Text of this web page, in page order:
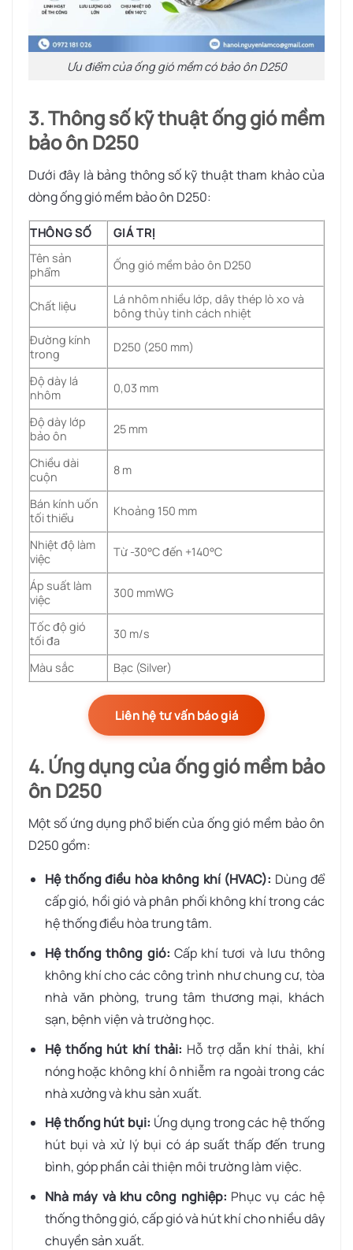
Ưu điểm của ống gió mềm có bảo ôn D250
3. Thông số kỹ thuật ống gió mềm
bảo ôn D250
Dưới đây là bảng thông số kỹ thuật tham khảo của
dòng ống gió mềm bảo ôn D250:
THÔNG SỐ
GIÁ TRỊ
Tên sản
phẩm
Ống gió mềm bảo ôn D250
Chất liệu
Lá nhôm nhiều lớp, dây thép lò xo và
bông thủy tinh cách nhiệt
Đường kính
trong
D250 (250 mm)
Độ dày lá
nhôm
0,03 mm
Độ dày lớp
bảo ôn
25 mm
Chiều dài
cuộn
8 m
Bán kính uốn
tối thiểu
Khoảng 150 mm
Nhiệt độ làm
việc
Từ -30°C đến +140°C
Áp suất làm
việc
300 mmWG
Tốc độ gió
tối đa
30 m/s
Màu sắc Bạc (Silver)
Liên hệ tư vấn báo giá
4. Ứng dụng của ống gió mềm bảo
ôn D250
Một số ứng dụng phổ biến của ống gió mềm bảo ôn
D250 gồm:
Hệ thống điều hòa không khí (HVAC): Dùng để
cấp gió, hồi gió và phân phối không khí trong các
hệ thống điều hòa trung tâm.
Hệ thống thông gió: Cấp khí tươi và lưu thông
không khí cho các công trình như chung cư, tòa
nhà văn phòng, trung tâm thương mại, khách
sạn, bệnh viện và trường học.
Hệ thống hút khí thải: Hỗ trợ dẫn khí thải, khí
nóng hoặc không khí ô nhiễm ra ngoài trong các
nhà xưởng và khu sản xuất.
Hệ thống hút bụi: Ứng dụng trong các hệ thống
hút bụi và xử lý bụi có áp suất thấp đến trung
bình, góp phần cải thiện môi trường làm việc.
Nhà máy và khu công nghiệp: Phục vụ các hệ
thống thông gió, cấp gió và hút khí cho nhiều dây
chuyền sản xuất.